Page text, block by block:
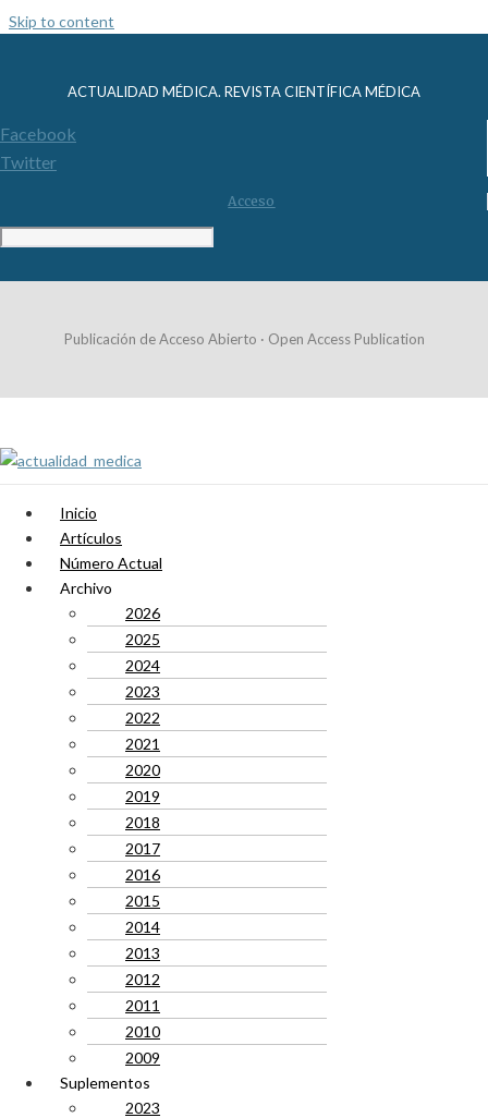
Skip to content
ACTUALIDAD MÉDICA. REVISTA CIENTÍFICA MÉDICA
Facebook
Twitter
Acceso
Publicación de Acceso Abierto · Open Access Publication
Inicio
Artículos
Número Actual
Archivo
2026
2025
2024
2023
2022
2021
2020
2019
2018
2017
2016
2015
2014
2013
2012
2011
2010
2009
Suplementos
2023